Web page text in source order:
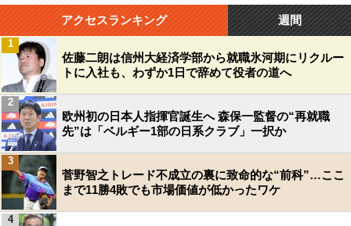
アクセスランキング 週間
佐藤二朗は信州大経済学部から就職氷河期にリクルー
トに入社も、わずか1日で辞めて役者の道へ
1
欧州初の日本人指揮官誕生へ 森保一監督の“再就職
先”は「ベルギー1部の日系クラブ」一択か
2
菅野智之トレード不成立の裏に致命的な“前科”…ここ
まで11勝4敗でも市場価値が低かったワケ
3
4